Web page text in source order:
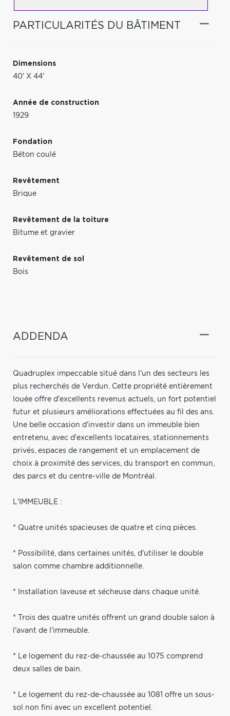
PARTICULARITÉS DU BÂTIMENT
Dimensions
40' X 44'
Année de construction
1929
Fondation
Béton coulé
Revêtement
Brique
Revêtement de la toiture
Bitume et gravier
Revêtement de sol
Bois
ADDENDA
Quadruplex impeccable situé dans l'un des secteurs les
plus recherchés de Verdun. Cette propriété entièrement
louée offre d'excellents revenus actuels, un fort potentiel
futur et plusieurs améliorations effectuées au fil des ans.
Une belle occasion d'investir dans un immeuble bien
entretenu, avec d'excellents locataires, stationnements
privés, espaces de rangement et un emplacement de
choix à proximité des services, du transport en commun,
des parcs et du centre-ville de Montréal.
L'IMMEUBLE :
* Quatre unités spacieuses de quatre et cinq pièces.
* Possibilité, dans certaines unités, d'utiliser le double
salon comme chambre additionnelle.
* Installation laveuse et sécheuse dans chaque unité.
* Trois des quatre unités offrent un grand double salon à
l'avant de l'immeuble.
* Le logement du rez-de-chaussée au 1075 comprend
deux salles de bain.
* Le logement du rez-de-chaussée au 1081 offre un sous-
sol non fini avec un excellent potentiel.